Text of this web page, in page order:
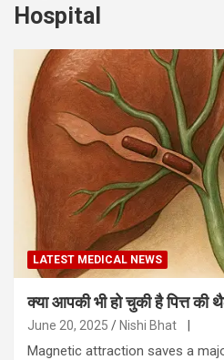
Hospital
LATEST MEDICAL NEWS
क्या आपकी भी हो चुकी है पित्त की
June 20, 2025 Nishi Bhat
Magnetic attraction saves a